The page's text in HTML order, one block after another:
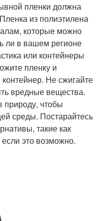
пленки должна
из полиэтилена
которые можно
ли в вашем регионе
или контейнеры
пленку и
Не сжигайте
вредные вещества.
природу, чтобы
среды. Постарайтесь
такие как
это возможно.